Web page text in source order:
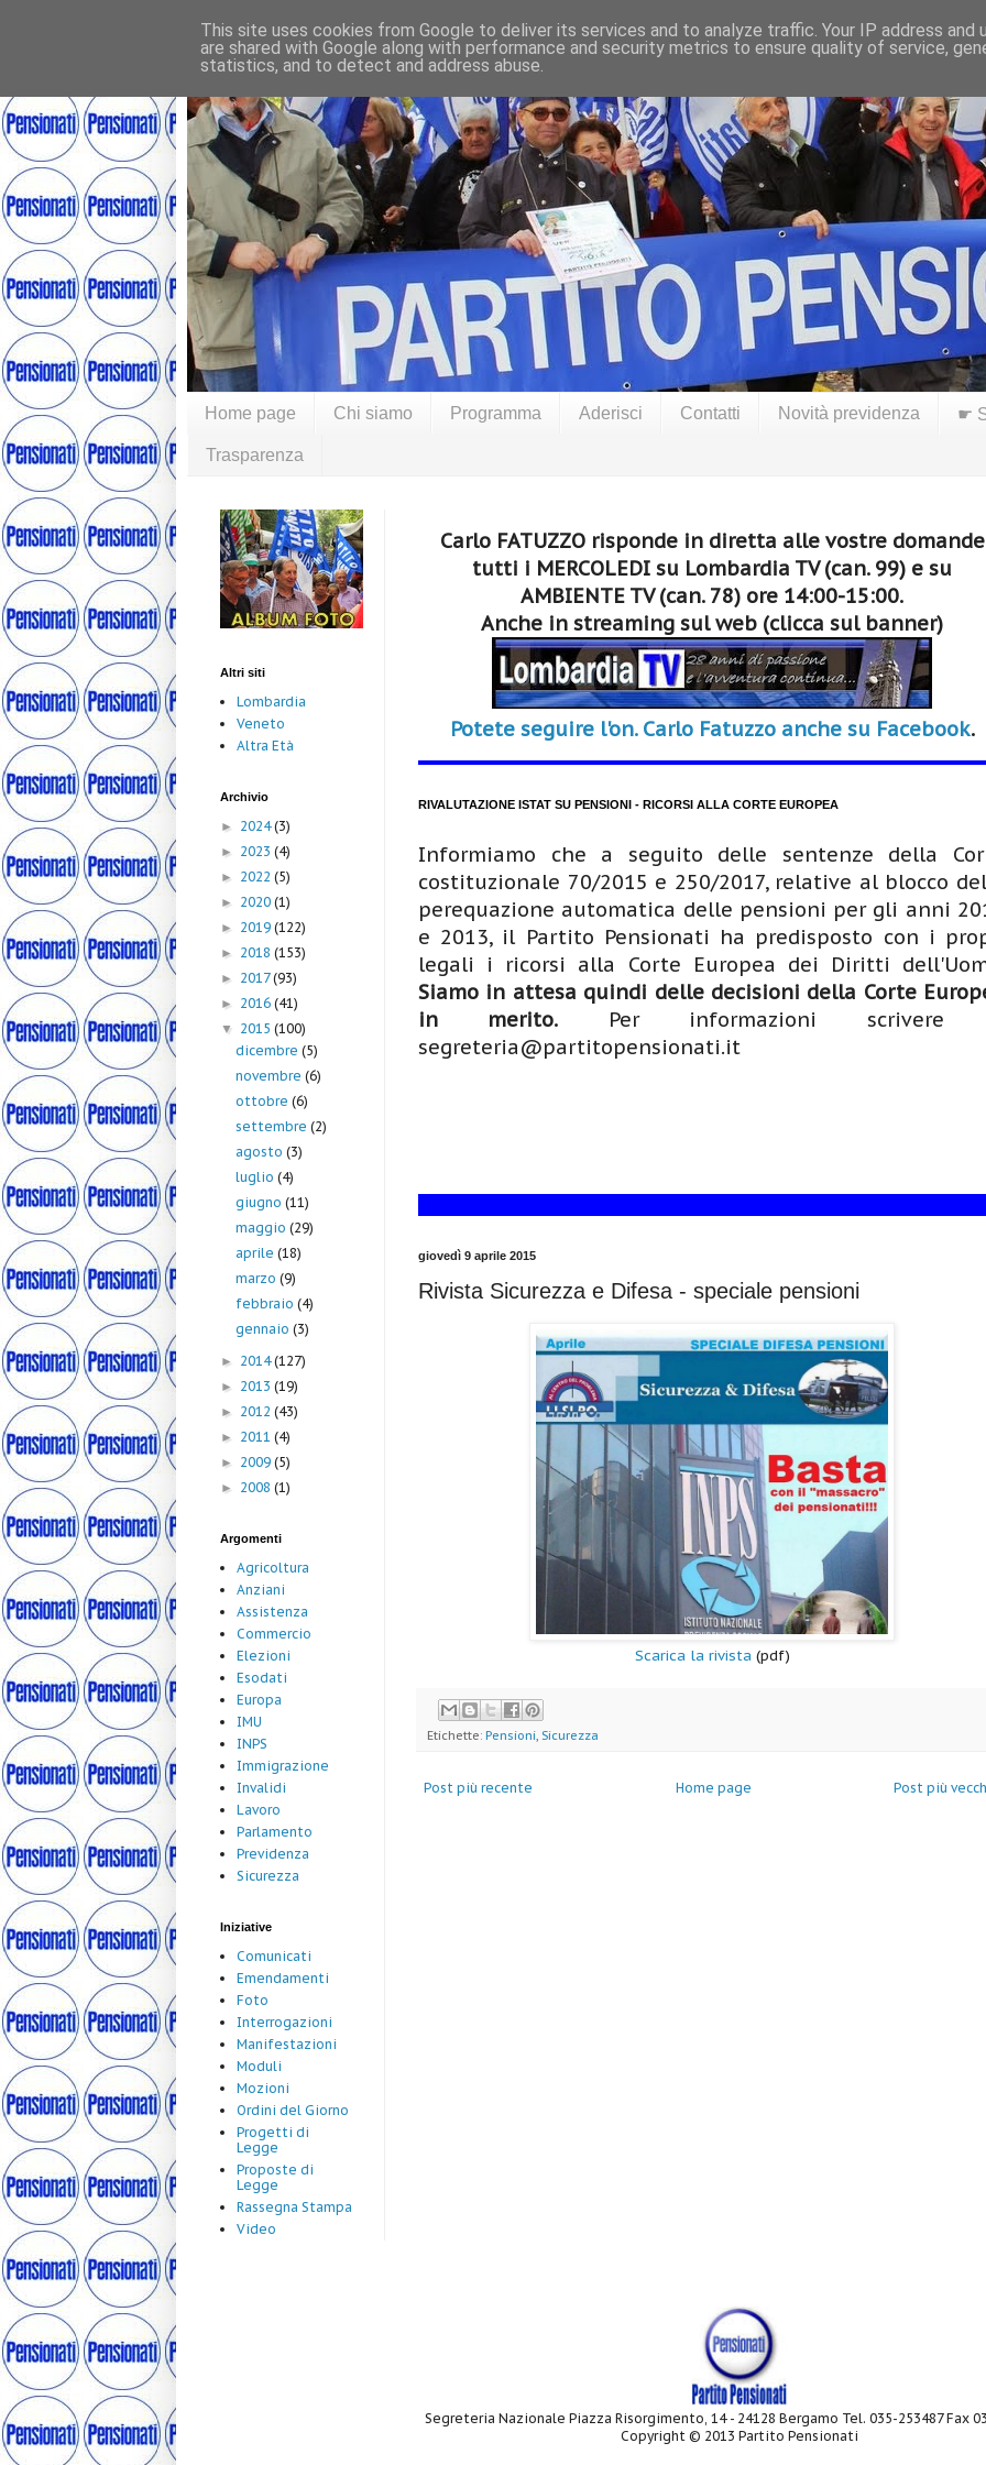
Home page Chi siamo Programma Aderisci Contatti Novità previdenza ☛
Trasparenza
Carlo FATUZZO risponde in diretta alle vostre domande
tutti i MERCOLEDI su Lombardia TV (can. 99) e su
AMBIENTE TV (can. 78) ore 14:00-15:00.
Anche in streaming sul web (clicca sul banner)
Potete seguire l'on. Carlo Fatuzzo anche su Facebook.
RIVALUTAZIONE ISTAT SU PENSIONI - RICORSI ALLA CORTE EUROPEA
Informiamo che a seguito delle sentenze della
costituzionale 70/2015 e 250/2017, relative al blocco
perequazione automatica delle pensioni per gli anni
e 2013, il Partito Pensionati ha predisposto con i
legali i ricorsi alla Corte Europea dei Diritti
Siamo in attesa quindi delle decisioni della Corte
in merito. Per informazioni scrivere
segreteria@partitopensionati.it
giovedì 9 aprile 2015
Rivista Sicurezza e Difesa - speciale pensioni
Scarica la rivista (pdf)
Etichette: Pensioni, Sicurezza
Post più recente Post più
Home page
Altri siti
Lombardia
Veneto
Altra Età
Archivio
► 2024(3)
► 2023 (4)
► 2022 (5)
► 2020 (1)
► 2019 (122)
► 2018 (153)
► 2017(93)
► 2016 (41)
▼ 2015 (100)
dicembre(5)
novembre(6)
ottobre(6)
settembre(2)
agosto(3)
luglio(4)
giugno(11)
maggio(29)
aprile(18)
marzo(9)
febbraio(4)
gennaio(3)
► 2014(127)
► 2013 (19)
► 2012 (43)
► 2011 (4)
► 2009 (5)
► 2008 (1)
Argomenti
Agricoltura
Anziani
Assistenza
Commercio
Elezioni
Esodati
Europa
IMU
INPS
Immigrazione
Invalidi
Lavoro
Parlamento
Previdenza
Sicurezza
Iniziative
Comunicati
Emendamenti
Foto
Interrogazioni
Manifestazioni
Moduli
Mozioni
Ordini del Giorno
Progetti di
Legge
Proposte di
Legge
Rassegna Stampa
Video
Segreteria Nazionale Piazza Risorgimento, 14 - 24128 Bergamo Tel. 035-253487 Fax
Copyright © 2013 Partito Pensionati
This site uses cookies from Google to deliver its services and to analyze traffic. Your IP address and
are shared with Google along with performance and security metrics to ensure quality of service,
statistics, and to detect and address abuse.